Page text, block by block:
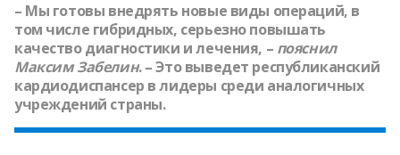
– Мы готовы внедрять новые виды операций, в
том числе гибридных, серьезно повышать
качество диагностики и лечения, – пояснил
Максим Забелин. – Это выведет республиканский
кардиодиспансер в лидеры среди аналогичных
учреждений страны.